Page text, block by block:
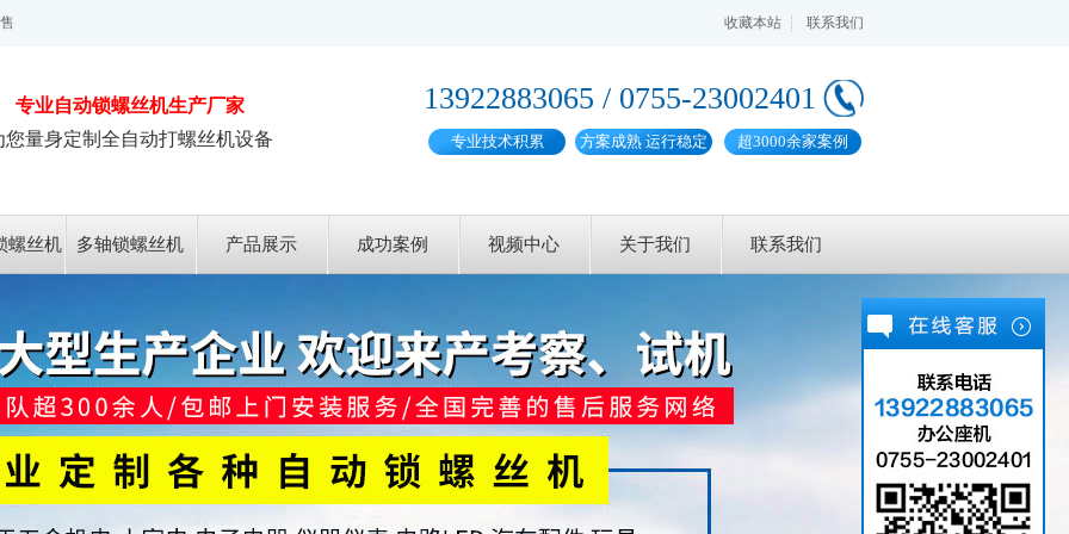
收藏本站 联系我们
专业自动锁螺丝机生产厂家
您量身定制全自动打螺丝机设备
13922883065 / 0755-23002401
专业技术积累 方案成熟 运行稳定 超3000余家案例
螺丝机 多轴锁螺丝机 产品展示 成功案例 视频中心 关于我们 联系我们